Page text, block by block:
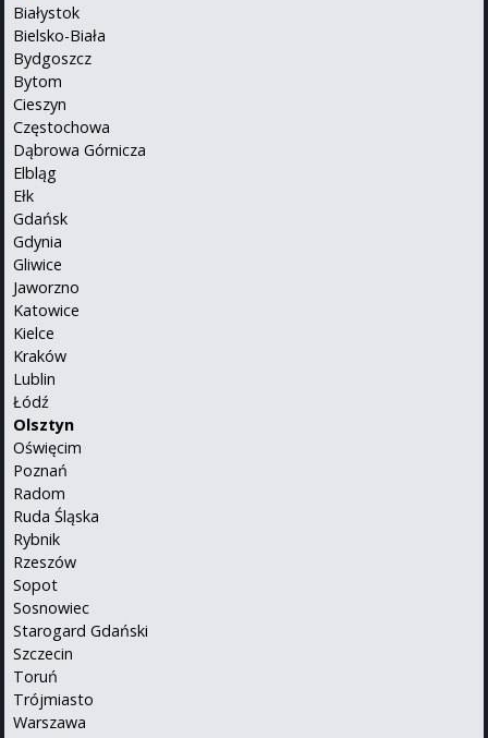
Białystok
Bielsko-Biała
Bydgoszcz
Bytom
Cieszyn
Częstochowa
Dąbrowa Górnicza
Elbląg
Ełk
Gdańsk
Gdynia
Gliwice
Jaworzno
Katowice
Kielce
Kraków
Lublin
Łódź
Olsztyn
Oświęcim
Poznań
Radom
Ruda Śląska
Rybnik
Rzeszów
Sopot
Sosnowiec
Starogard Gdański
Szczecin
Toruń
Trójmiasto
Warszawa